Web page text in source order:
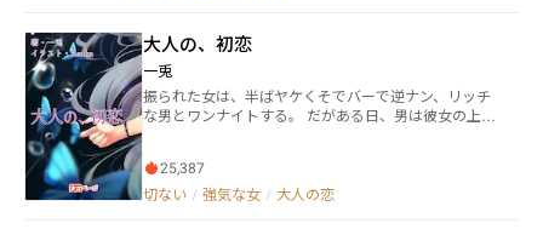
てディズニーに行くために。 手術台の上で私は大出血
した。 看護師が彼に三度電話しても、すべて拒否され
た。 命を守るために、二十八歳の私は子宮を摘出し
た。 母になる権利を、永遠に失った。 私は涙を拭き、
ミラノの恩師に電話をかけた。 そして医者に、二つの
て。 彼がオフィスでその二つの医療用冷凍ボックスを
開けたとき、 三十三歳のその男は、床に崩れ落ち、引
き裂かれるように泣き叫んだ。 その頃の私は、すでに
大人の、初恋
一兎
振られた女は、半ばヤケくそでバーで逆ナン、リッチ
な男とワンナイトする。 だがある日、男は彼女の上司
25,387
切ない / 強気な女 / 大人の恋